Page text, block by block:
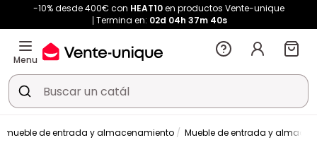
-10% desde 400€ con HEAT10en productos Vente-unique
Termina en: 02d 04h 37m 40s
Menu
mueble de entrada y almacenamiento Mueble de entrada y